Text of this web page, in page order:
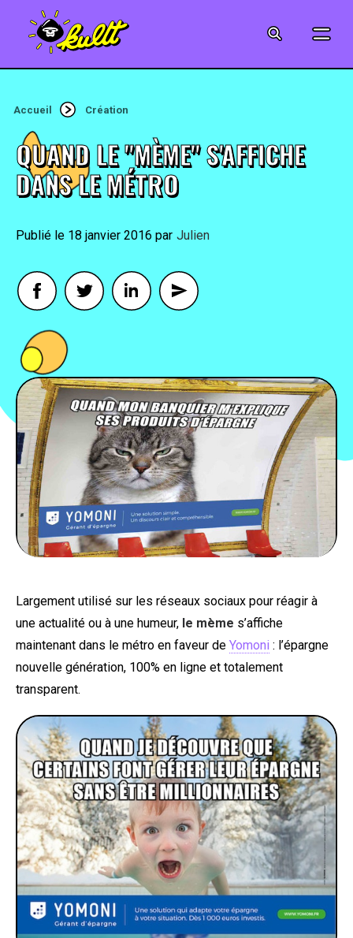
MUSIQUE
JEUX-VIDÉO
PEOPLE
FOOD
BONS PLANS
SOUTENEZ KULTT
Accueil Création
QUAND LE "MÈME" S'AFFICHE
DANS LE MÉTRO
18 janvier 2016 By Julien
Largement utilisé sur les réseaux sociaux pour réagir à
une actualité ou à une humeur, le mème s’affiche
maintenant dans le métro en faveur de Yomoni : l’épargne
nouvelle génération, 100% en ligne et totalement
transparent.